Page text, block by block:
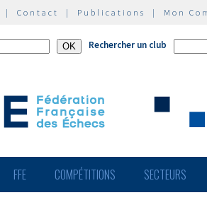
| Contact | Publications | Mon
Rechercher un club
FFE COMPÉTITIONS SECTEURS